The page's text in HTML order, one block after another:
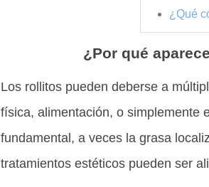
¿Qué
¿Por qué
Los rollitos pueden deberse a
física, alimentación, o simplemente
fundamental, a veces la grasa
tratamientos estéticos pueden ser